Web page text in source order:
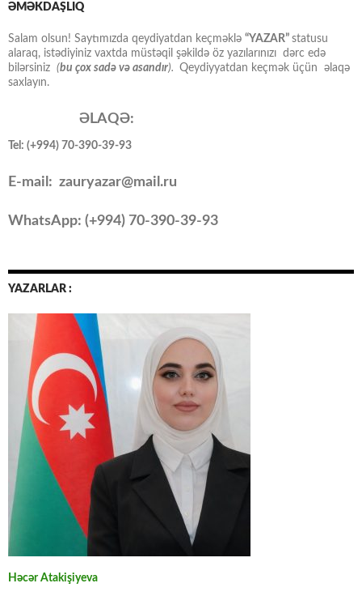
ƏMƏKDAŞLIQ
Salam olsun! Saytımızda qeydiyatdan keçməklə “YAZAR” statusu
alaraq, istədiyiniz vaxtda müstəqil şəkildə öz yazılarınızı dərc edə
bilərsiniz (bu çox sadə və asandır). Qeydiyyatdan keçmək üçün əlaqə
saxlayın.
ƏLAQƏ:
Tel: (+994) 70-390-39-93
E-mail: zauryazar@mail.ru
WhatsApp: (+994) 70-390-39-93
YAZARLAR :
Həcər Atakişiyeva